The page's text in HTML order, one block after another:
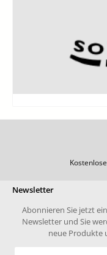
Newsletter
Abonnieren Sie jetzt
Newsletter und Sie
neue Produkte